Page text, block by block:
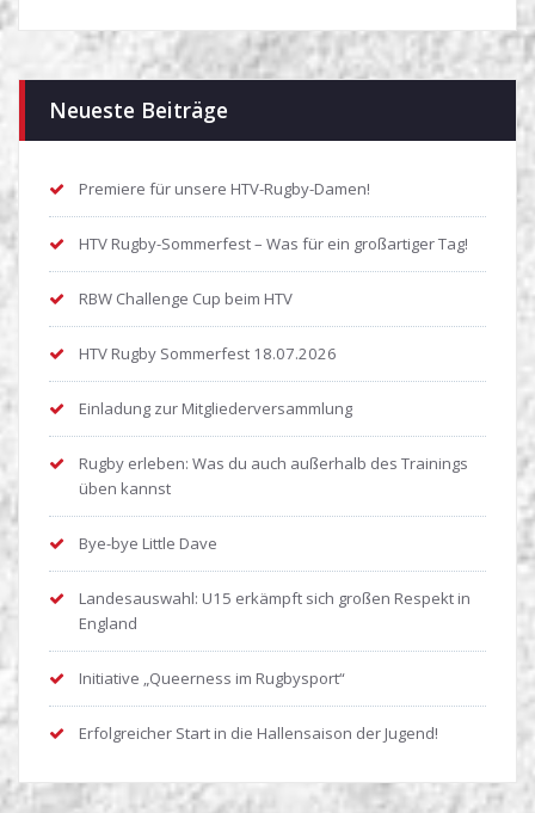
Neueste Beiträge
Premiere für unsere HTV-Rugby-Damen!
HTV Rugby-Sommerfest – Was für ein großartiger Tag!
RBW Challenge Cup beim HTV
HTV Rugby Sommerfest 18.07.2026
Einladung zur Mitgliederversammlung
Rugby erleben: Was du auch außerhalb des Trainings
üben kannst
Bye-bye Little Dave
Landesauswahl: U15 erkämpft sich großen Respekt in
England
Initiative „Queerness im Rugbysport“
Erfolgreicher Start in die Hallensaison der Jugend!